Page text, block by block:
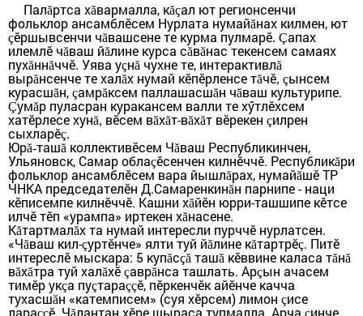
Палăртса хăвармалла, кăçал ют регионсенчи
фольклор ансамблӗсем Нурлата нумайăнах килмен, ют
çӗршывсенчи чăвашсене те курма пулмарӗ. Çапах
илемлӗ чăваш йăлине курса сăвăнас текенсем самаях
пухăннăччӗ. Уява уçнă чухне те, интерактивлă
вырăнсенче те халăх нумай кӗпӗрленсе тăчӗ, çынсем
курасшăн, çамрăксем паллашасшăн чăваш культурипе.
Çумăр пуласран куракансем валли те хӳтлӗхсем
хатӗрлесе хунă, вӗсем вăхăт-вăхăт вӗрекен çилрен
сыхларӗç.
Юрă-ташă коллективӗсем Чăваш Республикинчен,
Ульяновск, Самар облаçӗсенчен килнӗччӗ. Республикăри
фольклор ансамблӗсем вара йышлăрах, нумайăшӗТР
ЧНКА председателӗн Д.Самаренкинăн парнипе - наци
кӗписемпе килнӗччӗ. Кашни хăйӗн юрри-ташшипе кӗтсе
илчӗ тӗп «урампа» иртекен хăнасене.
Кăтартмалăх та нумай интересли пурччӗ нурлатсен.
«Чăваш кил-çуртӗнче» ялти туй йăлине кăтартрӗç. Питӗ
интереслӗ мыскара: 5 купăсçă ташă кӗввине каласа тăнă
вăхăтра туй халăхӗ çаврăнса ташлать. Арçын ачасем
тимӗр укçа пуçтараççӗ, пӗркенчӗк айӗнче качча
тухасшăн «катемписем» (суя хӗрсем) лимон çисе
лараççӗ. Чăлантан хӗре шыраса тупмалла. Арча çинче